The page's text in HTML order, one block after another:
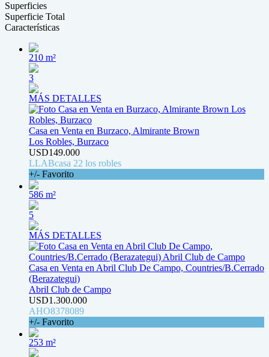
Superficies
Superficie Total
Características
210 m²
3
MÁS DETALLES
Casa en Venta en Burzaco, Almirante Brown
Los Robles, Burzaco
USD149.000
LLABcasa 22 los robles
+/- Favorito
586 m²
5
MÁS DETALLES
Casa en Venta en Abril Club De Campo, Countries/B.Cerrado
(Berazategui)
Abril Club de Campo
USD1.300.000
AHO8378089
+/- Favorito
253 m²